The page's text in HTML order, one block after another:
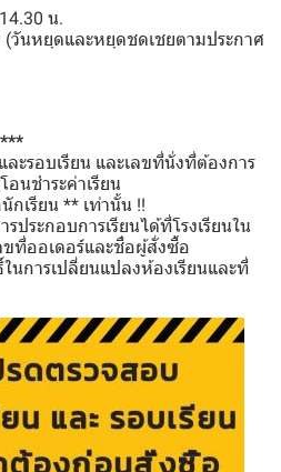
น.
(วันหยุดและหยุดชดเชยตามประกาศ
ะรอบเรียน และเลขที่นั่งที่ต้องการ
นชำระค่าเรียน
กเรียน ** เท่านั้น !!
รประกอบการเรียนได้ที่โรงเรียนใน
ขที่ออเดอร์และชื่อผู้สั่งซื้อ
นการเปลี่ยนแปลงห้องเรียนและที่